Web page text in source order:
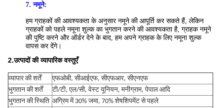
7. नमूने:
हम ग्राहकों की आवश्यकता के अनुसार नमूने की आपूर्ति कर सकते हैं, लेकिन
ग्राहकों को पहले नमूना शुल्क का भुगतान करने की आवश्यकता है, ग्राहक नमूने
की पुष्टि करने और ऑर्डर देने के बाद, हम अपने ग्राहक के लिए नमूना शुल्क
वापस कर देंगे।
2.उत्पादों की व्यापारिक वस्तुएँ
व्यापार की शर्तें
एफओबी, सीआईएफ, सीएफआर, सीएनएफ
भुगतान की शर्तें
टी/टी, एल/सी, वेस्ट यूनियन, मनीग्राम, पेपाल आदि
भुगतान की स्थिति अग्रिम में 30% जमा, 70% शेषशिपमेंट से पहले